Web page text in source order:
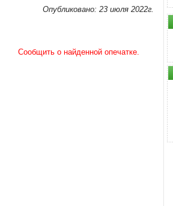
Опубликовано: 23 июля 2022г.